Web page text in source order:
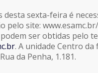
sexta-feira é
pelo site:
ser obtidas pelo
. A unidade Centro da
da Penha, 1.181.